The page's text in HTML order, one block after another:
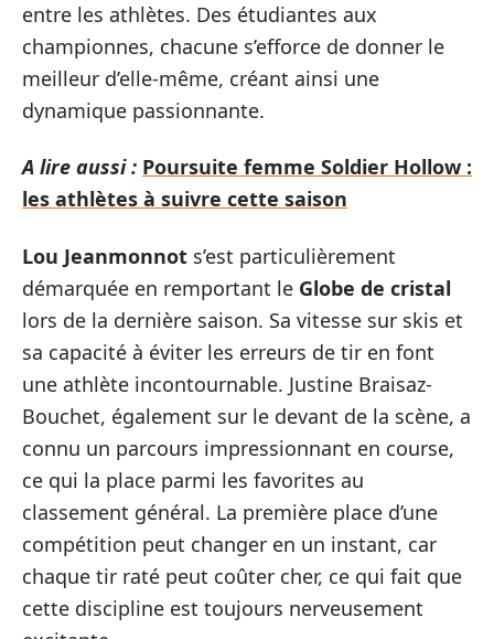
entre les athlètes. Des étudiantes aux
championnes, chacune s’efforce de donner le
meilleur d’elle-même, créant ainsi une
dynamique passionnante.
A lire aussi : Poursuite femme Soldier Hollow :
les athlètes à suivre cette saison
Lou Jeanmonnot s’est particulièrement
démarquée en remportant le Globe de cristal
lors de la dernière saison. Sa vitesse sur skis et
sa capacité à éviter les erreurs de tir en font
une athlète incontournable. Justine Braisaz-
Bouchet, également sur le devant de la scène, a
connu un parcours impressionnant en course,
ce qui la place parmi les favorites au
classement général. La première place d’une
compétition peut changer en un instant, car
chaque tir raté peut coûter cher, ce qui fait que
cette discipline est toujours nerveusement